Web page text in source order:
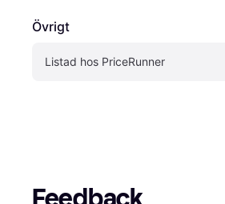
Övrigt
Listad hos PriceRunner